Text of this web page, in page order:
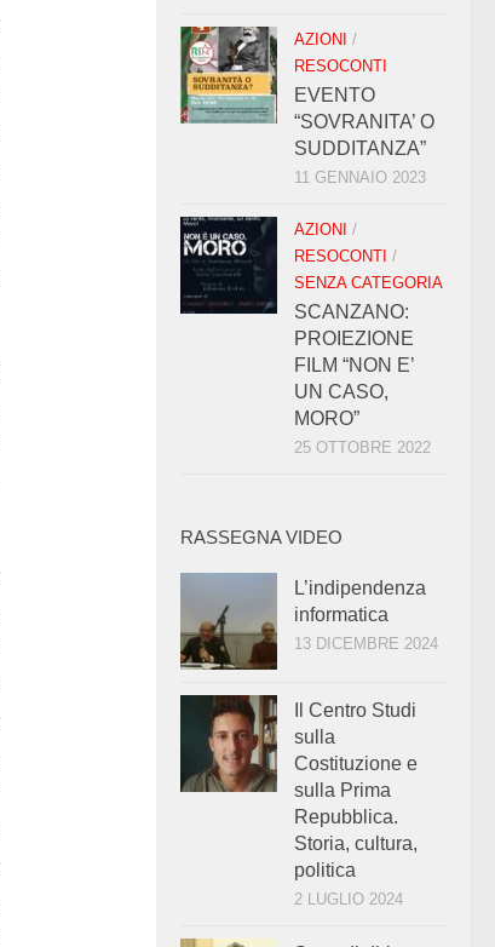
AZIONI /
RESOCONTI
EVENTO
“SOVRANITA’ O
SUDDITANZA”
11 GENNAIO 2023
AZIONI /
RESOCONTI /
SENZA CATEGORIA
SCANZANO:
PROIEZIONE
FILM “NON E’
UN CASO,
MORO”
25 OTTOBRE 2022
RASSEGNA VIDEO
L’indipendenza
informatica
13 DICEMBRE 2024
Il Centro Studi
sulla
Costituzione e
sulla Prima
Repubblica.
Storia, cultura,
politica
2 LUGLIO 2024